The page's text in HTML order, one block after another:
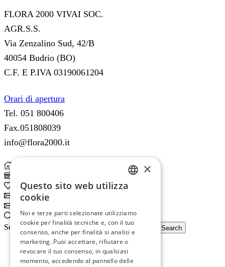
FLORA 2000 VIVAI SOC.
AGR.S.S.
Via Zenzalino Sud, 42/B
40054 Budrio (BO)
C.F. E P.IVA 03190061204
Orari di apertura
Tel. 051 800406
Fax.051808039
info@flora2000.it
Wishlist
Subscribe
Search
Search input
Search
×
Questo sito web utilizza
cookie
Noi e terze parti selezionate utilizziamo
cookie per finalità tecniche e, con il tuo
consenso, anche per finalità si analisi e
marketing. Puoi accettare, rifiutare o
revocare il tuo consenso, in qualsiasi
momento, accedendo al pannello delle